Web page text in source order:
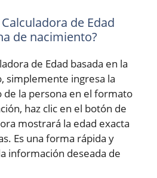
de Edad
de nacimiento?
de Edad basada en la
simplemente ingresa la
la persona en el formato
haz clic en el botón de
mostrará la edad exacta
Es una forma rápida y
información deseada de